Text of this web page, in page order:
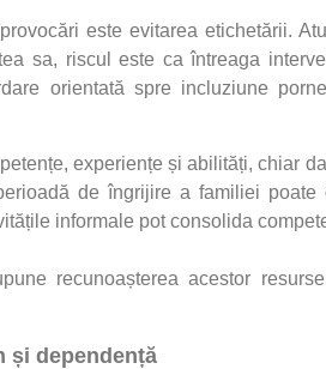
este evitarea etichetării.
sa, riscul este ca întreaga
orientată spre incluziune
experiențe și abilități, chiar
de îngrijire a familiei
informale pot consolida
recunoașterea acestor
și dependență